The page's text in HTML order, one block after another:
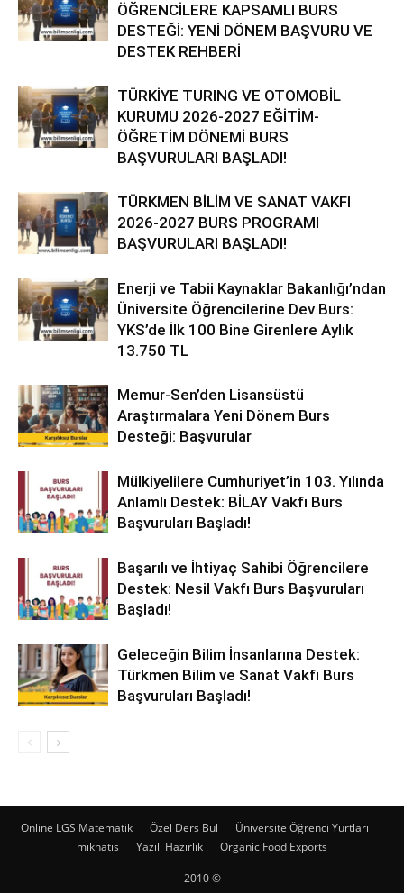
ÖĞRENCİLERE KAPSAMLI BURS
DESTEĞİ: YENİ DÖNEM BAŞVURU VE
DESTEK REHBERİ
TÜRKİYE TURING VE OTOMOBİL
KURUMU 2026-2027 EĞİTİM-
ÖĞRETİM DÖNEMİ BURS
BAŞVURULARI BAŞLADI!
TÜRKMEN BİLİM VE SANAT VAKFI
2026-2027 BURS PROGRAMI
BAŞVURULARI BAŞLADI!
Enerji ve Tabii Kaynaklar Bakanlığı’ndan
Üniversite Öğrencilerine Dev Burs:
YKS’de İlk 100 Bine Girenlere Aylık
13.750 TL
Memur-Sen’den Lisansüstü
Araştırmalara Yeni Dönem Burs
Desteği: Başvurular
Mülkiyelilere Cumhuriyet’in 103. Yılında
Anlamlı Destek: BİLAY Vakfı Burs
Başvuruları Başladı!
Başarılı ve İhtiyaç Sahibi Öğrencilere
Destek: Nesil Vakfı Burs Başvuruları
Başladı!
Geleceğin Bilim İnsanlarına Destek:
Türkmen Bilim ve Sanat Vakfı Burs
Başvuruları Başladı!
Online LGS Matematik Özel Ders Bul
Üniversite Öğrenci Yurtları
mıknatıs
Yazılı Hazırlık Organic Food Exports
2010 ©